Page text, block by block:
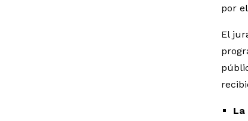
por
El
La